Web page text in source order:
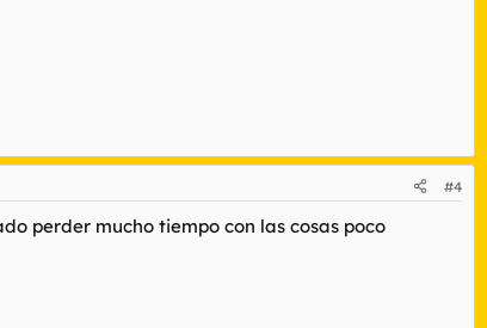
#4
perder mucho tiempo con las cosas poco